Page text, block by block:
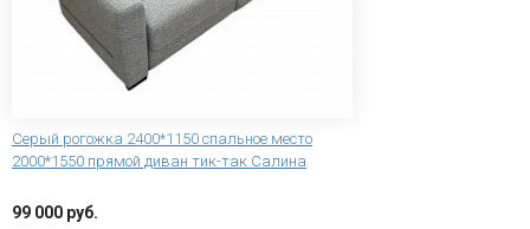
Серый рогожка 2400*1150 спальное место
2000*1550 прямой диван тик-так Салина
99 000 руб.